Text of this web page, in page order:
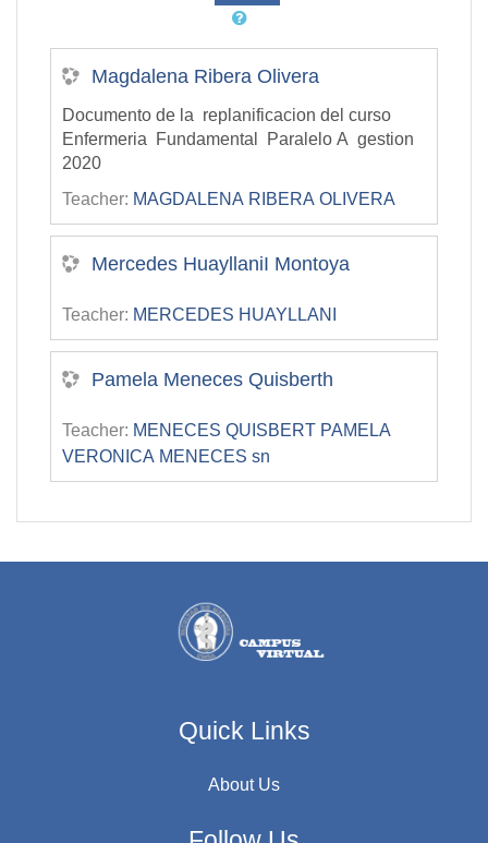
Magdalena Ribera Olivera
Documento de la replanificacion del curso
Enfermeria Fundamental Paralelo A gestion
2020
Teacher: MAGDALENA RIBERA OLIVERA
Mercedes HuayllaniI Montoya
Teacher: MERCEDES HUAYLLANI
Pamela Meneces Quisberth
Teacher: MENECES QUISBERT PAMELA
VERONICA MENECES sn
Quick Links
About Us